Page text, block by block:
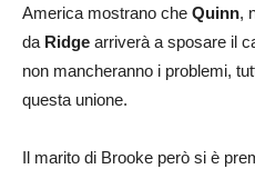
America mostrano che Quinn,
da Ridge arriverà a sposare il
non mancheranno i problemi,
questa unione.
Il marito di Brooke però si è